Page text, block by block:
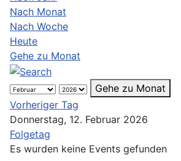
Nach Monat
Nach Woche
Heute
Gehe zu Monat
Gehe zu Monat
Vorheriger Tag
Donnerstag, 12. Februar 2026
Folgetag
Es wurden keine Events gefunden